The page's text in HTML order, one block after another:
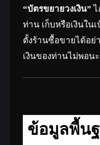
“บัตรขยายวงเงิน” ไ
ท่าน เก็บหรือเงินใน
ตั้งร้านซื้อขายได้อย่
เงินของท่านไม่พอน
ข้อมูลพื้น